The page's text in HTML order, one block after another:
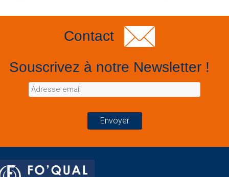
Contact
Souscrivez à notre Newsletter !